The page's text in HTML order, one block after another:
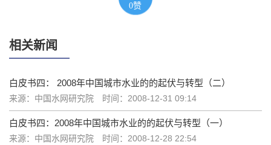
0赞
相关新闻
白皮书四： 2008年中国城市水业的的起伏与转型（二）
来源：中国水网研究院 时间：2008-12-31 09:14
白皮书四：2008年中国城市水业的的起伏与转型（一）
来源：中国水网研究院 时间：2008-12-28 22:54